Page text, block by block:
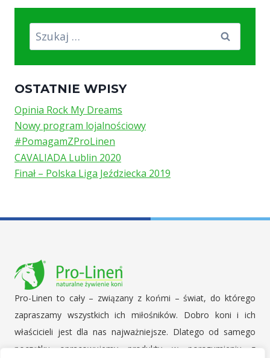
Szukaj:
OSTATNIE WPISY
Opinia Rock My Dreams
Nowy program lojalnościowy
#PomagamZProLinen
CAVALIADA Lublin 2020
Finał – Polska Liga Jeździecka 2019
Pro-Linen to cały – związany z końmi – świat, do którego
zapraszamy wszystkich ich miłośników. Dobro koni i ich
właścicieli jest dla nas najważniejsze. Dlatego od samego
początku opracowujemy produkty w porozumieniu z